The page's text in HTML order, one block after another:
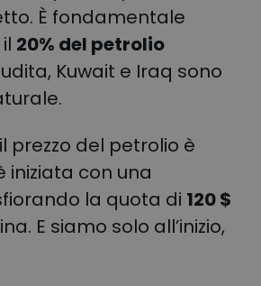
È fondamentale
20% del petrolio
Kuwait e Iraq sono
prezzo del petrolio è
iniziata con una
la quota di 120 $
E siamo solo all’inizio,